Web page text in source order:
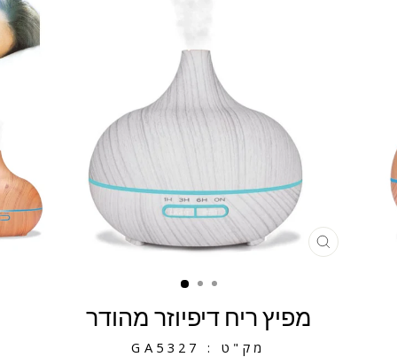
מפיץ ריח דיפיוזר מהודר
מק"ט : GA5327
סגירה